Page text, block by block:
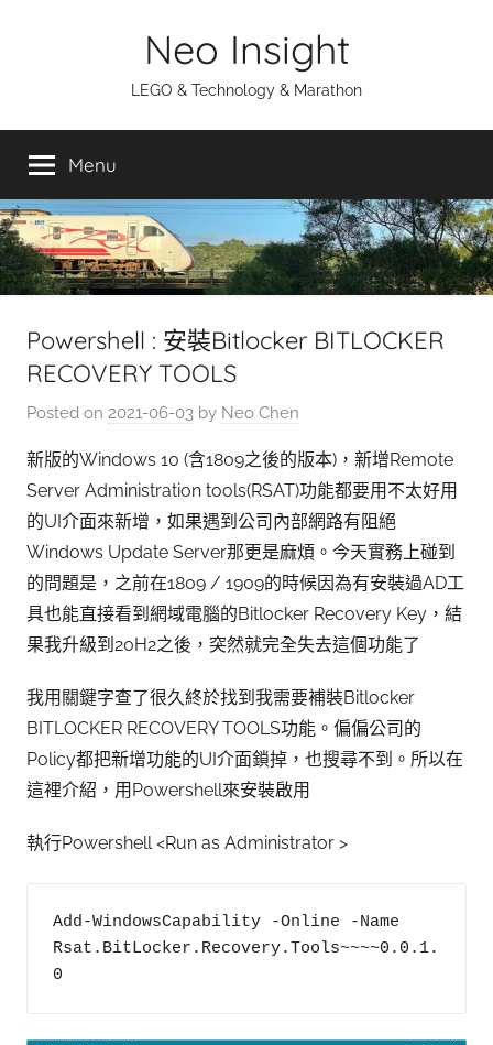
Neo Insight
LEGO & Technology & Marathon
Menu
Powershell : 安裝Bitlocker BITLOCKER
RECOVERY TOOLS
Posted on 2021-06-03 by Neo Chen
新版的Windows 10 (含1809之後的版本)，新增Remote
Server Administration tools(RSAT)功能都要用不太好用
的UI介面來新增，如果遇到公司內部網路有阻絕
Windows Update Server那更是麻煩。今天實務上碰到
的問題是，之前在1809 / 1909的時候因為有安裝過AD工
具也能直接看到網域電腦的Bitlocker Recovery Key，結
果我升級到20H2之後，突然就完全失去這個功能了
我用關鍵字查了很久終於找到我需要補裝Bitlocker
BITLOCKER RECOVERY TOOLS功能。偏偏公司的
Policy都把新增功能的UI介面鎖掉，也搜尋不到。所以在
這裡介紹，用Powershell來安裝啟用
執行Powershell <Run as Administrator >
Add-WindowsCapability -Online -Name
Rsat.BitLocker.Recovery.Tools~~~~0.0.1.
0